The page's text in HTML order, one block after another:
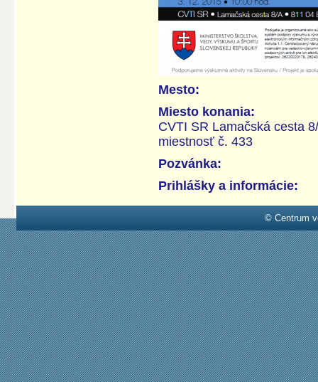
Mesto:
Miesto konania:
CVTI SR Lamačská cesta
miestnosť č. 433
Pozvánka:
Prihlášky a informácie:
© Centrum